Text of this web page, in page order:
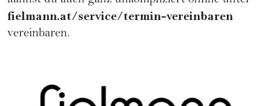
fielmann.at/service/termin-vereinbaren
vereinbaren.